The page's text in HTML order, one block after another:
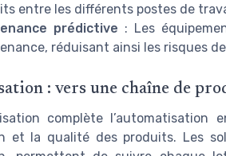
entre les différents postes de
prédictive : Les
réduisant ainsi les risques
: vers une chaîne de
complète
et la qualité des produits. Les